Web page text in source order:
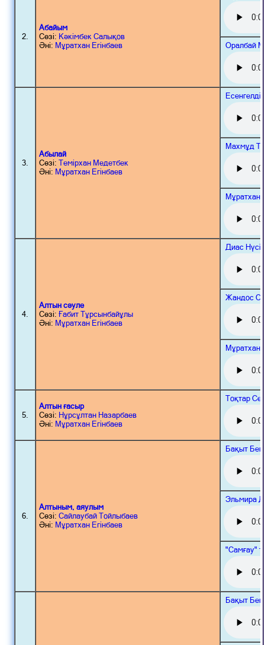
2.
Абайым
Сөзі: Кәкімбек Салықов
Әні: Мұратхан Егінбаев Оралбай
3.
Абылай
Сөзі: Темірхан Медетбек
Әні: Мұратхан Егінбаев
Махмұд
Мұратхан
4.
Алтын сәуле
Сөзі: Ғабит Тұрсынбайұлы
Әні: Мұратхан Егінбаев
Диас Нүсіп
Жандос
Мұратхан
5.
Алтын ғасыр
Сөзі: Нұрсұлтан Назарбаев
Әні: Мұратхан Егінбаев
Тоқтар
6.
Алтыным, аяулым
Сөзі: Сайлаубай Тойлыбаев
Әні: Мұратхан Егінбаев
Бақыт
Эльмира
"Самғау"
Бақыт